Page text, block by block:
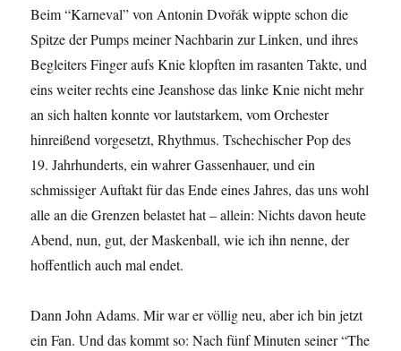
Beim “Karneval” von Antonin Dvořák wippte schon die
Spitze der Pumps meiner Nachbarin zur Linken, und ihres
Begleiters Finger aufs Knie klopften im rasanten Takte, und
eins weiter rechts eine Jeanshose das linke Knie nicht mehr
an sich halten konnte vor lautstarkem, vom Orchester
hinreißend vorgesetzt, Rhythmus. Tschechischer Pop des
19. Jahrhunderts, ein wahrer Gassenhauer, und ein
schmissiger Auftakt für das Ende eines Jahres, das uns wohl
alle an die Grenzen belastet hat – allein: Nichts davon heute
Abend, nun, gut, der Maskenball, wie ich ihn nenne, der
hoffentlich auch mal endet.
Dann John Adams. Mir war er völlig neu, aber ich bin jetzt
ein Fan. Und das kommt so: Nach fünf Minuten seiner “The